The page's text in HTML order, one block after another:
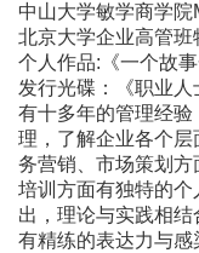
中山大学敏学商学
北京大学企业高管班
个人作品:《一个故事
发行光碟：《职业人
有十多年的管理经
理，了解企业各个
务营销、市场策划
培训方面有独特的
出，理论与实践相
有精练的表达力与感